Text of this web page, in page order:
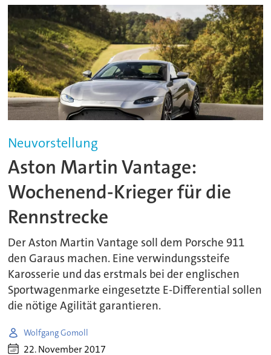
Neuvorstellung
Aston Martin Vantage:
Wochenend-Krieger für die
Rennstrecke
Der Aston Martin Vantage soll dem Porsche 911
den Garaus machen. Eine verwindungssteife
Karosserie und das erstmals bei der englischen
Sportwagenmarke eingesetzte E-Differential sollen
die nötige Agilität garantieren.
Wolfgang Gomoll
22. November 2017